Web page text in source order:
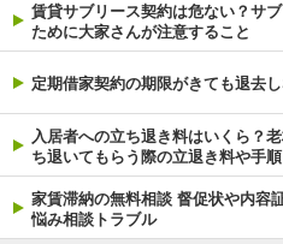
賃貸サブリース契約は危ない？サ
ために大家さんが注意すること
定期借家契約の期限がきても退去
入居者への立ち退き料はいくら？
ち退いてもらう際の立退き料や手順
家賃滞納の無料相談 督促状や内容
悩み相談トラブル